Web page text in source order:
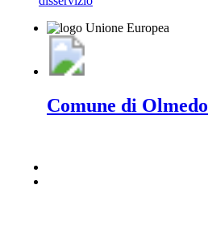
Comune di Olmedo